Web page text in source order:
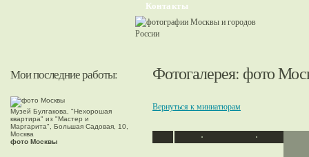
Контакты
Мои последние работы:
Музей Булгакова, "Нехорошая
квартира" из "Мастер и
Маргарита", Большая Садовая, 10,
Москва
фото Москвы
Фотогалерея: фото
Вернуться к миниатюрам